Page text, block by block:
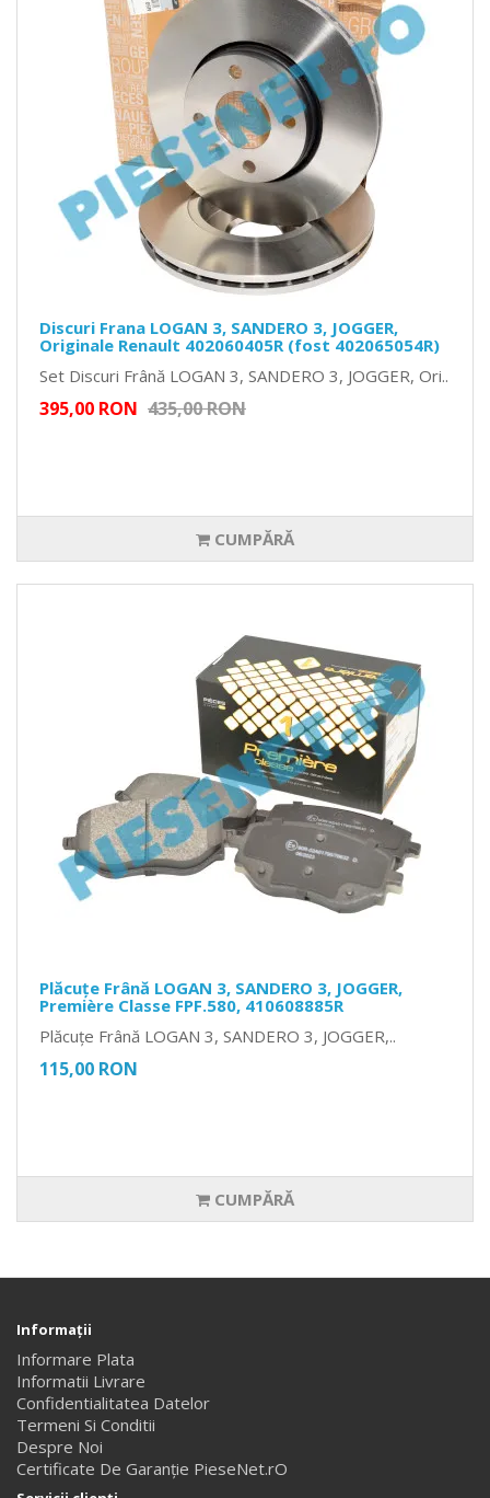
Discuri Frana LOGAN 3, SANDERO 3, JOGGER,
Originale Renault 402060405R (fost 402065054R)
Set Discuri Frână LOGAN 3, SANDERO 3, JOGGER, Ori..
395,00 RON 435,00 RON
CUMPĂRĂ
Plăcuțe Frână LOGAN 3, SANDERO 3, JOGGER,
Première Classe FPF.580, 410608885R
Plăcuțe Frână LOGAN 3, SANDERO 3, JOGGER,..
115,00 RON
CUMPĂRĂ
Informaţii
Informare Plata
Informatii Livrare
Confidentialitatea Datelor
Termeni Si Conditii
Despre Noi
Certificate De Garanție PieseNet.rO